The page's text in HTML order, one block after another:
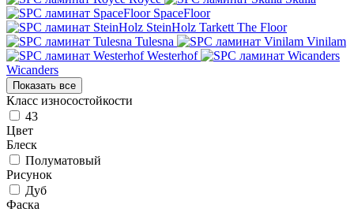
SpaceFloor
SteinHolz Tarkett The Floor
Tulesna
Vinilam
Westerhof
Wicanders
Показать все
Класс износостойкости
43
Цвет
Блеск
Полуматовый
Рисунок
Дуб
Фаска